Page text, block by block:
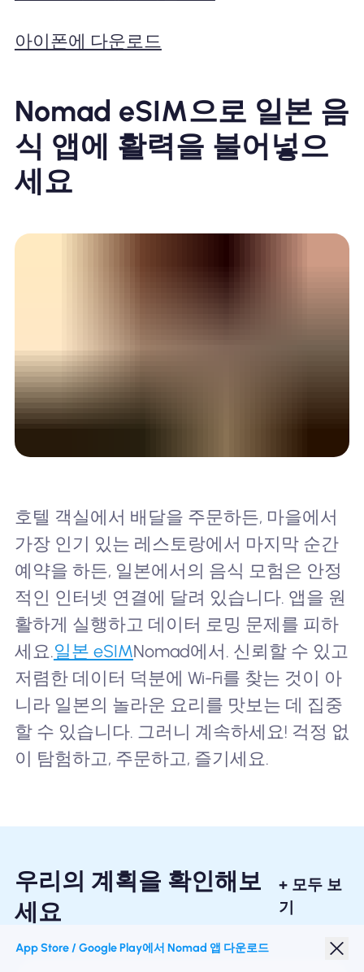
아이폰에 다운로드
Nomad eSIM으로 일본 음
식 앱에 활력을 불어넣으
세요
호텔 객실에서 배달을 주문하든, 마을에서
가장 인기 있는 레스토랑에서 마지막 순간
예약을 하든, 일본에서의 음식 모험은 안정
적인 인터넷 연결에 달려 있습니다. 앱을 원
활하게 실행하고 데이터 로밍 문제를 피하
세요.일본 eSIMNomad에서. 신뢰할 수 있고
저렴한 데이터 덕분에 Wi-Fi를 찾는 것이 아
니라 일본의 놀라운 요리를 맛보는 데 집중
할 수 있습니다. 그러니 계속하세요! 걱정 없
이 탐험하고, 주문하고, 즐기세요.
우리의 계획을 확인해보
세요
+ 모두 보
기
App Store / Google Play에서 Nomad 앱 다운로드